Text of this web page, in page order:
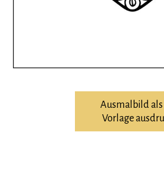
Ausmalbild als
Vorlage